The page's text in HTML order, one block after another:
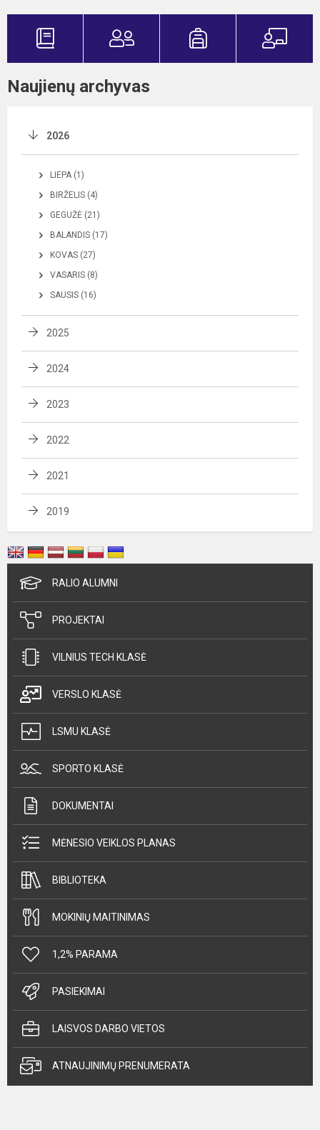
Naujienų archyvas
2026
LIEPA (1)
BIRŽELIS (4)
GEGUŽĖ (21)
BALANDIS (17)
KOVAS (27)
VASARIS (8)
SAUSIS (16)
2025
2024
2023
2022
2021
2019
RALIO ALUMNI
PROJEKTAI
VILNIUS TECH KLASĖ
VERSLO KLASĖ
LSMU KLASĖ
SPORTO KLASĖ
DOKUMENTAI
MĖNESIO VEIKLOS PLANAS
BIBLIOTEKA
MOKINIŲ MAITINIMAS
1,2% PARAMA
PASIEKIMAI
LAISVOS DARBO VIETOS
ATNAUJINIMŲ PRENUMERATA